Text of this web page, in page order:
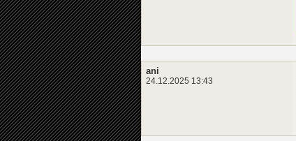
ani
24.12.2025 13:43